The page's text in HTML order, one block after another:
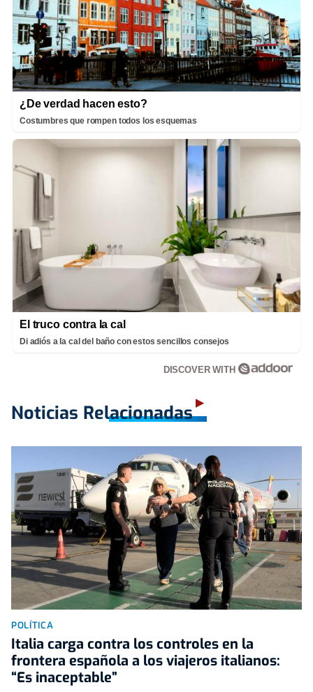
¿De verdad hacen esto?
Costumbres que rompen todos los esquemas
El truco contra la cal
Di adiós a la cal del baño con estos sencillos consejos
DISCOVER WITH
Noticias Relacionadas
POLÍTICA
Italia carga contra los controles en la
frontera española a los viajeros italianos:
“Es inaceptable”